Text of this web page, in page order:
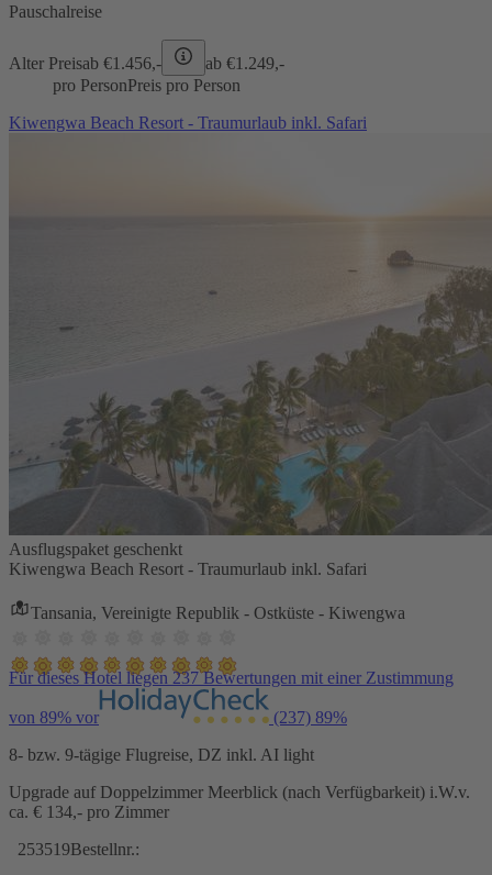
Pauschalreise
Alter Preisab €1.456,- ab €1.249,-
pro PersonPreis pro Person
Kiwengwa Beach Resort - Traumurlaub inkl. Safari
Ausflugspaket geschenkt
Kiwengwa Beach Resort - Traumurlaub inkl. Safari
Tansania, Vereinigte Republik - Ostküste - Kiwengwa
Für dieses Hotel liegen 237 Bewertungen mit einer Zustimmung
von 89% vor (237) 89%
8- bzw. 9-tägige Flugreise, DZ inkl. AI light
Upgrade auf Doppelzimmer Meerblick (nach Verfügbarkeit) i.W.v.
ca. € 134,- pro Zimmer
253519Bestellnr.: